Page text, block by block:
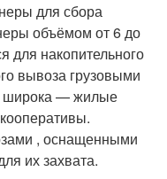
для сбора
объёмом от 6 до
для накопительного
вывоза грузовыми
— жилые
, оснащенными
их захвата.